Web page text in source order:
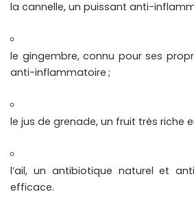
la cannelle, un puissant anti-
le gingembre, connu pour ses
anti-inflammatoire ;
le jus de grenade, un fruit très riche
l’ail, un antibiotique naturel et
efficace.